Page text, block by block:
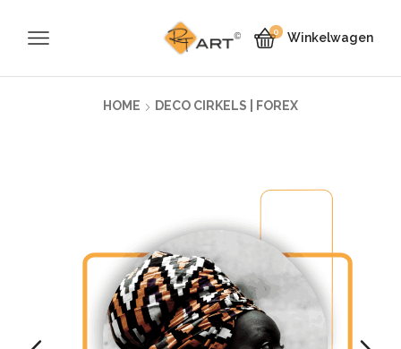
0 Winkelwagen
HOME DECO CIRKELS | FOREX